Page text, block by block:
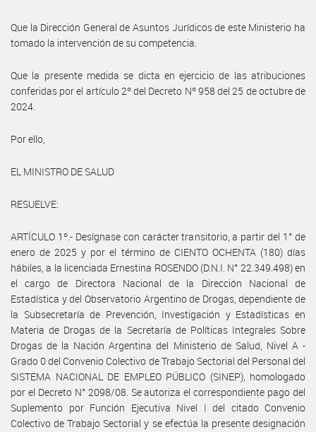
Que la Dirección General de Asuntos Jurídicos de este Ministerio ha
tomado la intervención de su competencia.
Que la presente medida se dicta en ejercicio de las atribuciones
conferidas por el artículo 2º del Decreto Nº 958 del 25 de octubre de
2024.
Por ello,
EL MINISTRO DE SALUD
RESUELVE:
ARTÍCULO 1º.- Desígnase con carácter transitorio, a partir del 1° de
enero de 2025 y por el término de CIENTO OCHENTA (180) días
hábiles, a la licenciada Ernestina ROSENDO (D.N.I. N° 22.349.498) en
el cargo de Directora Nacional de la Dirección Nacional de
Estadística y del Observatorio Argentino de Drogas, dependiente de
la Subsecretaría de Prevención, Investigación y Estadísticas en
Materia de Drogas de la Secretaría de Políticas Integrales Sobre
Drogas de la Nación Argentina del Ministerio de Salud, Nivel A -
Grado 0 del Convenio Colectivo de Trabajo Sectorial del Personal del
SISTEMA NACIONAL DE EMPLEO PÚBLICO (SINEP), homologado
por el Decreto N° 2098/08. Se autoriza el correspondiente pago del
Suplemento por Función Ejecutiva Nivel I del citado Convenio
Colectivo de Trabajo Sectorial y se efectúa la presente designación